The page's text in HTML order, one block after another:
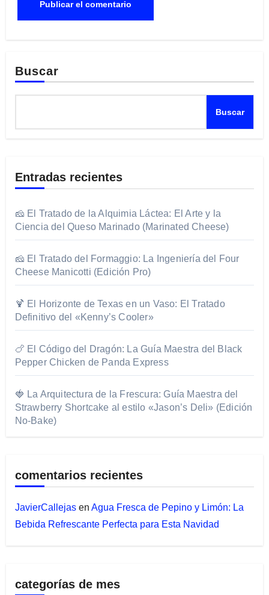
Buscar
Buscar
Entradas recientes
🧀 El Tratado de la Alquimia Láctea: El Arte y la
Ciencia del Queso Marinado (Marinated Cheese)
🧀 El Tratado del Formaggio: La Ingeniería del Four
Cheese Manicotti (Edición Pro)
🍹 El Horizonte de Texas en un Vaso: El Tratado
Definitivo del «Kenny’s Cooler»
🍗 El Código del Dragón: La Guía Maestra del Black
Pepper Chicken de Panda Express
🍓 La Arquitectura de la Frescura: Guía Maestra del
Strawberry Shortcake al estilo «Jason’s Deli» (Edición
No-Bake)
comentarios recientes
JavierCallejasen Agua Fresca de Pepino y Limón: La
Bebida Refrescante Perfecta para Esta Navidad
categorías de mes